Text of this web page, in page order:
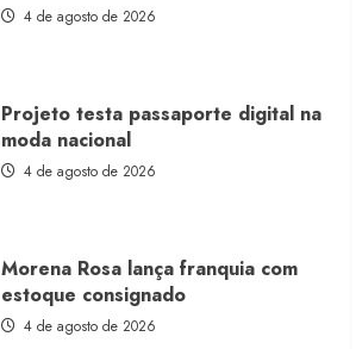
4 de agosto de 2026
Morena Rosa lança franquia com
estoque consignado
4 de agosto de 2026
Moda vende US$63,7 bilhões em
produtos licenciados
6 de agosto de 2026